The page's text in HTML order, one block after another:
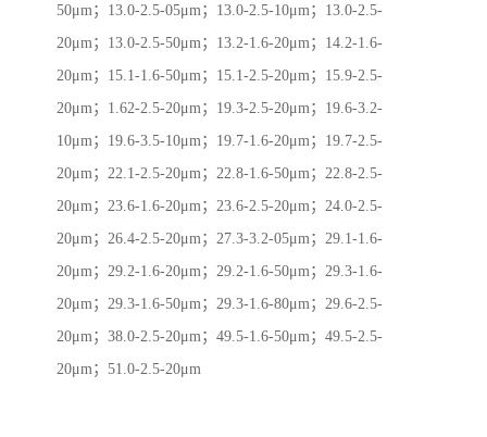
50μm；13.0-2.5-05μm；13.0-2.5-10μm；13.0-2.5-
20μm；13.0-2.5-50μm；13.2-1.6-20μm；14.2-1.6-
20μm；15.1-1.6-50μm；15.1-2.5-20μm；15.9-2.5-
20μm；1.62-2.5-20μm；19.3-2.5-20μm；19.6-3.2-
10μm；19.6-3.5-10μm；19.7-1.6-20μm；19.7-2.5-
20μm；22.1-2.5-20μm；22.8-1.6-50μm；22.8-2.5-
20μm；23.6-1.6-20μm；23.6-2.5-20μm；24.0-2.5-
20μm；26.4-2.5-20μm；27.3-3.2-05μm；29.1-1.6-
20μm；29.2-1.6-20μm；29.2-1.6-50μm；29.3-1.6-
20μm；29.3-1.6-50μm；29.3-1.6-80μm；29.6-2.5-
20μm；38.0-2.5-20μm；49.5-1.6-50μm；49.5-2.5-
20μm；51.0-2.5-20μm